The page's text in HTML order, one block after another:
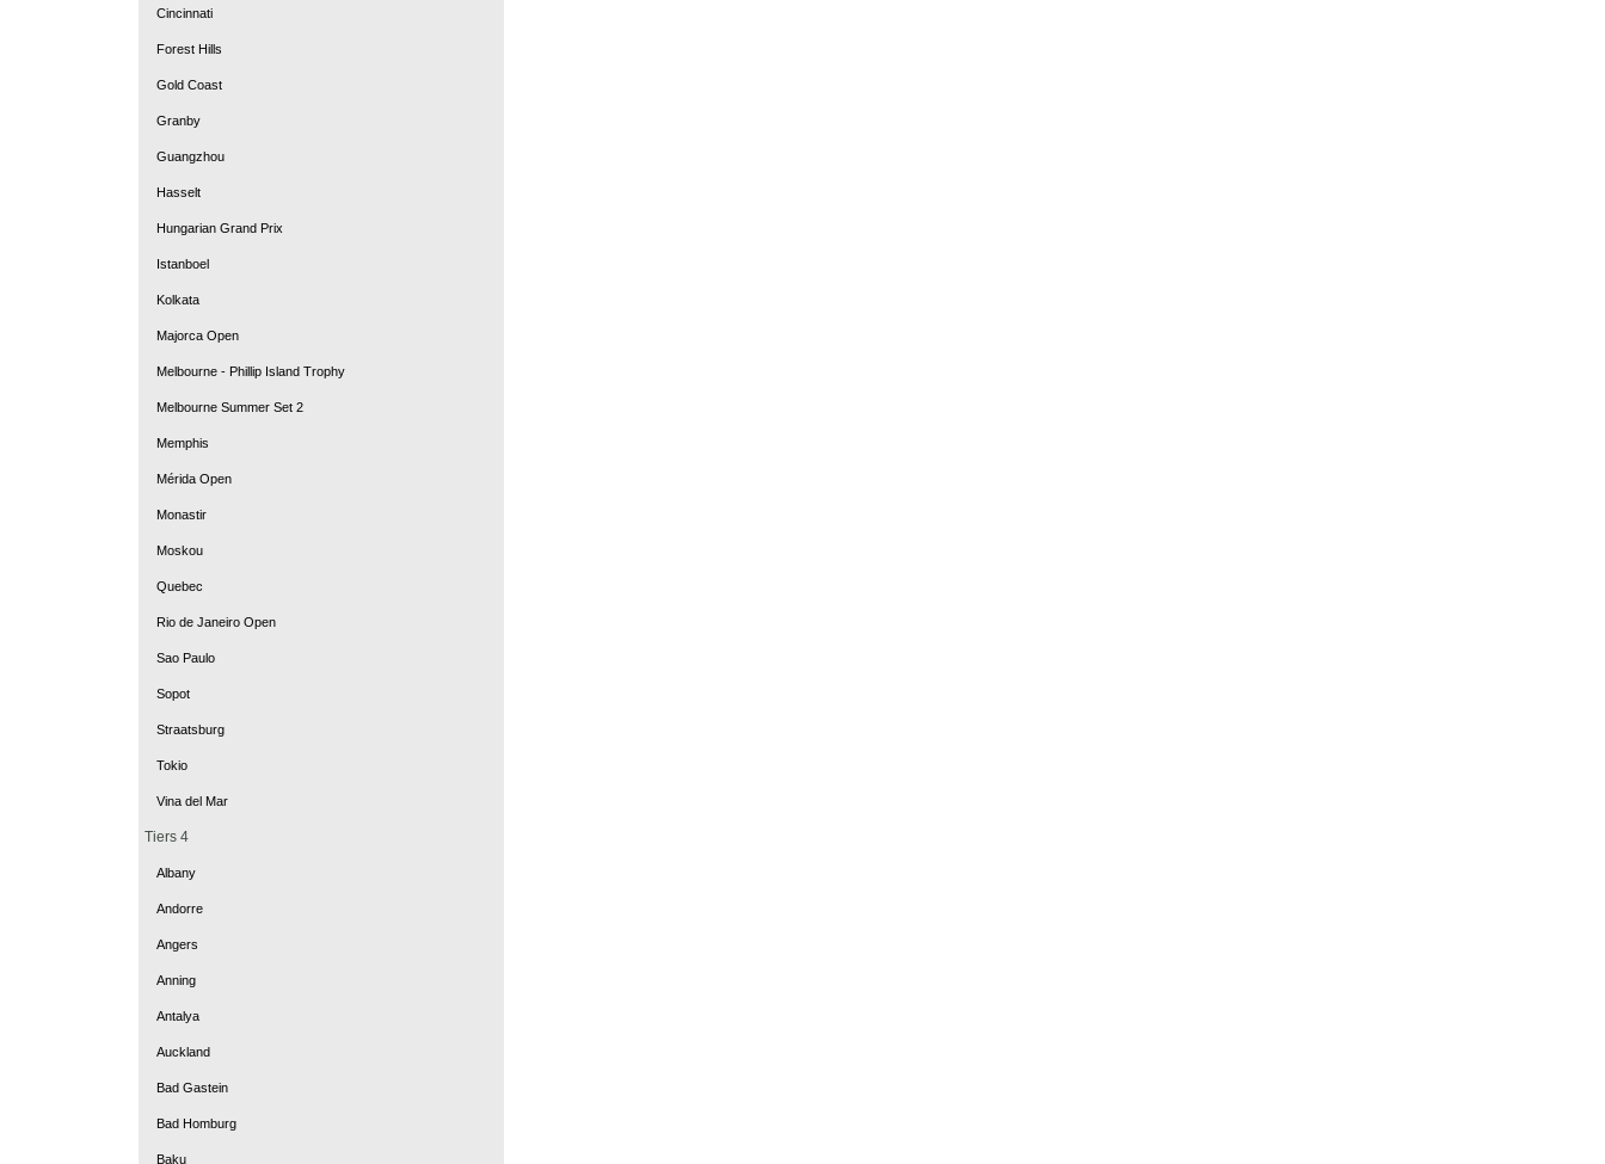
Cincinnati
Forest Hills
Gold Coast
Granby
Guangzhou
Hasselt
Hungarian Grand Prix
Istanboel
Kolkata
Majorca Open
Melbourne - Phillip Island Trophy
Melbourne Summer Set 2
Memphis
Mérida Open
Monastir
Moskou
Quebec
Rio de Janeiro Open
Sao Paulo
Sopot
Straatsburg
Tokio
Vina del Mar
Tiers 4
Albany
Andorre
Angers
Anning
Antalya
Auckland
Bad Gastein
Bad Homburg
Baku